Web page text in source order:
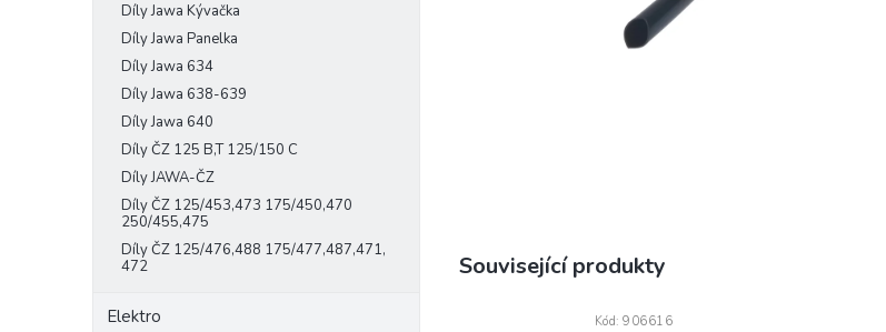
Díly Jawa Kývačka
Díly Jawa Panelka
Díly Jawa 634
Díly Jawa 638-639
Díly Jawa 640
Díly ČZ 125 B,T 125/150 C
Díly JAWA-ČZ
Díly ČZ 125/453,473 175/450,470
250/455,475
Díly ČZ 125/476,488 175/477,487,471,
472
Elektro
Související produkty
Kód: 906616